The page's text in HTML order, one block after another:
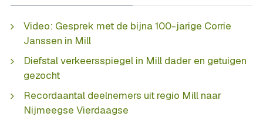
Video: Gesprek met de bijna 100-jarige Corrie
Janssen in Mill
Diefstal verkeersspiegel in Mill dader en getuigen
gezocht
Recordaantal deelnemers uit regio Mill naar
Nijmeegse Vierdaagse